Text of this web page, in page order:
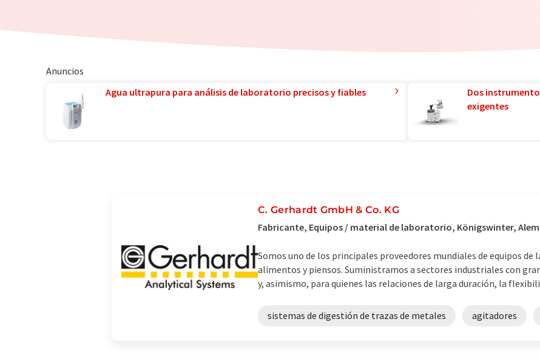
Anuncios
Agua ultrapura para análisis de laboratorio precisos y fiables
Dos
exigentes
C. Gerhardt GmbH & Co. KG
Fabricante, Equipos / material de laboratorio, Königswinter,
Somos uno de los principales proveedores mundiales de equipos
alimentos y piensos. Suministramos a sectores industriales con
y, asimismo, para quienes las relaciones de larga duración, la
sistemas de digestión de trazas de metales agitadores